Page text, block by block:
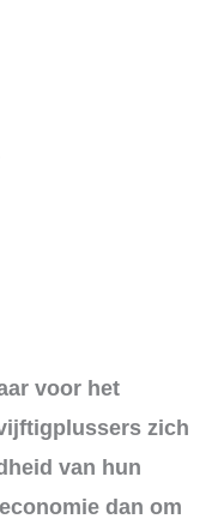
voor het
zich
van hun
dan om